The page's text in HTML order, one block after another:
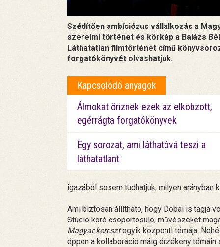
Szédítően ambíciózus vállalkozás a
szerelmi történet és körkép a Balázs
Láthatatlan filmtörténet című
forgatókönyvét olvashatjuk.
Kapcsolódó anyagok
Álmokat őriznek ezek az elkobzott,
egérrágta forgatókönyvek
Egy sorozat, ami láthatóvá teszi a
láthatatlant
igazából sosem tudhatjuk, milyen arányban
Ami biztosan állítható, hogy Dobai is tagja
Stúdió köré csoportosuló, művészeket
Magyar keresztegyik központi témája.
éppen a kollaboráció máig érzékeny